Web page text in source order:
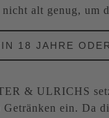
alt genug, um
18 JAHRE
& ULRICHS
Getränken ein. Da